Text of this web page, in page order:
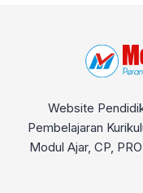
Website
Pembelajaran
Modul Ajar, CP,